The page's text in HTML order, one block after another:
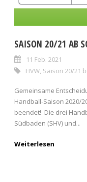
SAISON 20/21 AB
11 Feb. 2021
HVW Saison 20/21
Gemeinsame
Handball-Saison 2020/
beendet! Die drei
Südbaden (SHV) und...
Weiterlesen